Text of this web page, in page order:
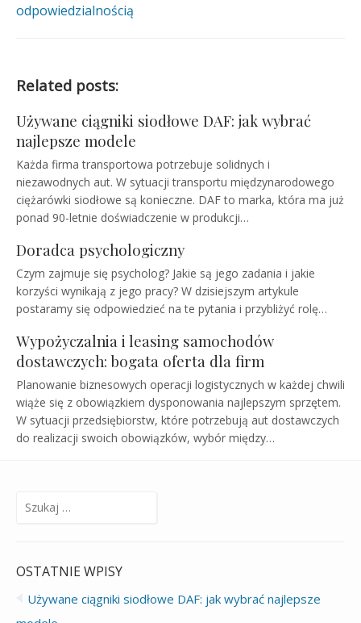
odpowiedzialnością
Related posts:
Używane ciągniki siodłowe DAF: jak wybrać
najlepsze modele
Każda firma transportowa potrzebuje solidnych i
niezawodnych aut. W sytuacji transportu międzynarodowego
ciężarówki siodłowe są konieczne. DAF to marka, która ma już
ponad 90-letnie doświadczenie w produkcji…
Doradca psychologiczny
Czym zajmuje się psycholog? Jakie są jego zadania i jakie
korzyści wynikają z jego pracy? W dzisiejszym artykule
postaramy się odpowiedzieć na te pytania i przybliżyć rolę…
Wypożyczalnia i leasing samochodów
dostawczych: bogata oferta dla firm
Planowanie biznesowych operacji logistycznych w każdej chwili
wiąże się z obowiązkiem dysponowania najlepszym sprzętem.
W sytuacji przedsiębiorstw, które potrzebują aut dostawczych
do realizacji swoich obowiązków, wybór między…
Szukaj:
OSTATNIE WPISY
Używane ciągniki siodłowe DAF: jak wybrać najlepsze